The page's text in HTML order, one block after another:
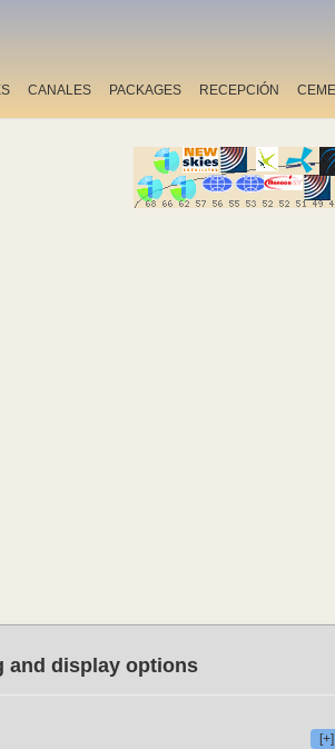
CANALES PACKAGES RECEPCIÓN
and display options